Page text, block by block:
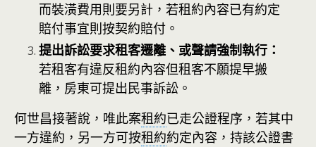
而裝潢費用則要另計，若租約內容已有約定
賠付事宜則按契約賠付。
提出訴訟要求租客遷離、或聲請強制執行：
若租客有違反租約內容但租客不願提早搬
離，房東可提出民事訴訟。
何世昌接著說，唯此案租約已走公證程序，若其中
一方違約，另一方可按租約約定內容，持該公證書